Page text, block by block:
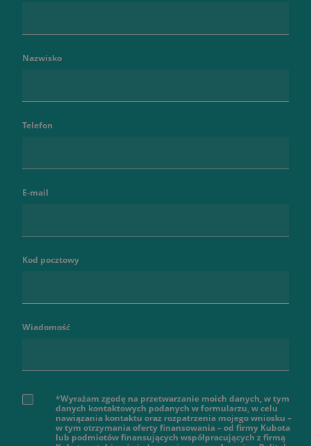
Nazwisko
Telefon
E-mail
Kod pocztowy
Wiadomość
*Wyrażam zgodę na przetwarzanie moich danych, w tym
danych kontaktowych podanych w formularzu, w celu
nawiązania kontaktu oraz rozpatrzenia mojego wniosku –
w tym otrzymania oferty finansowania – od firmy Kubota
lub podmiotów finansujących współpracujących z firmą